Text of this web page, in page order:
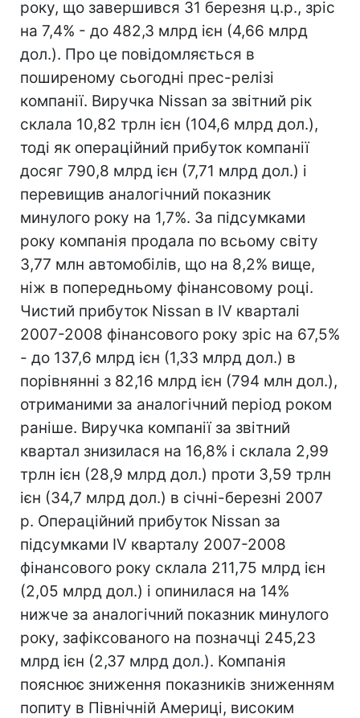
року, що завершився 31 березня ц.р., зріс
на 7,4% - до 482,3 млрд ієн (4,66 млрд
дол.). Про це повідомляється в
поширеному сьогодні прес-релізі
компанії. Виручка Nissan за звітний рік
склала 10,82 трлн ієн (104,6 млрд дол.),
тоді як операційний прибуток компанії
досяг 790,8 млрд ієн (7,71 млрд дол.) і
перевищив аналогічний показник
минулого року на 1,7%. За підсумками
року компанія продала по всьому світу
3,77 млн автомобілів, що на 8,2% вище,
ніж в попередньому фінансовому році.
Чистий прибуток Nissan в IV кварталі
2007-2008 фінансового року зріс на 67,5%
- до 137,6 млрд ієн (1,33 млрд дол.) в
порівнянні з 82,16 млрд ієн (794 млн дол.),
отриманими за аналогічний період роком
раніше. Виручка компанії за звітний
квартал знизилася на 16,8% і склала 2,99
трлн ієн (28,9 млрд дол.) проти 3,59 трлн
ієн (34,7 млрд дол.) в січні-березні 2007
р. Операційний прибуток Nissan за
підсумками IV кварталу 2007-2008
фінансового року склала 211,75 млрд ієн
(2,05 млрд дол.) і опинилася на 14%
нижче за аналогічний показник минулого
року, зафіксованого на позначці 245,23
млрд ієн (2,37 млрд дол.). Компанія
пояснює зниження показників зниженням
попиту в Північній Америці, високим